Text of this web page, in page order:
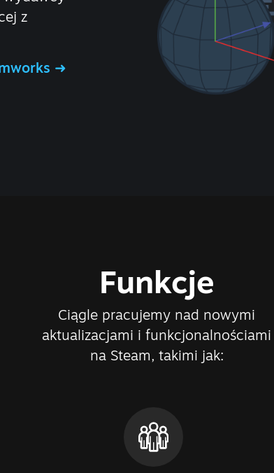
z
Funkcje
Ciągle pracujemy nad nowymi
aktualizacjami i funkcjonalnościami
na Steam, takimi jak: